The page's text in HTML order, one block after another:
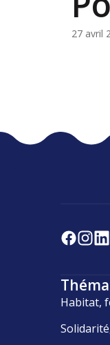
27 avril
Habitat,